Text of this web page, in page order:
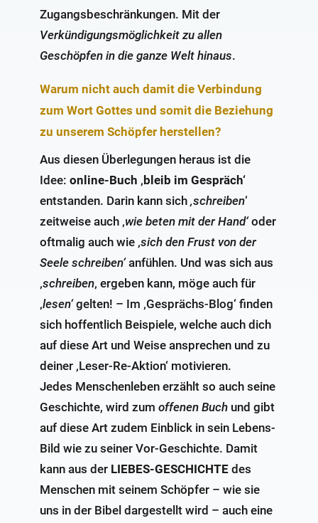
Zugangsbeschränkungen. Mit der
Verkündigungsmöglichkeit zu allen
Geschöpfen in die ganze Welt hinaus.
Warum nicht auch damit die Verbindung
zum Wort Gottes und somit die Beziehung
zu unserem Schöpfer herstellen?
Aus diesen Überlegungen heraus ist die
Idee: online-Buch ‚ bleib im Gespräch‘
entstanden. Darin kann sich ‚schreiben‘
zeitweise auch ‚wie beten mit der Hand‘oder
oftmalig auch wie ‚sich den Frust von der
Seele schreiben‘anfühlen. Und was sich aus
‚schreiben‚ ergeben kann, möge auch für
‚lesen‘gelten! – Im ‚Gesprächs-Blog‘ finden
sich hoffentlich Beispiele, welche auch dich
auf diese Art und Weise ansprechen und zu
deiner ‚Leser-Re-Aktion‘ motivieren.
Jedes Menschenleben erzählt so auch seine
Geschichte, wird zum offenen Buchund gibt
auf diese Art zudem Einblick in sein Lebens-
Bild wie zu seiner Vor-Geschichte. Damit
kann aus der LIEBES-GESCHICHTEdes
Menschen mit seinem Schöpfer – wie sie
uns in der Bibel dargestellt wird – auch eine